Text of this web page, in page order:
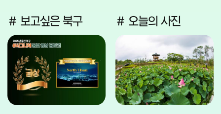
# 보고싶은 북구 # 오늘의 사진